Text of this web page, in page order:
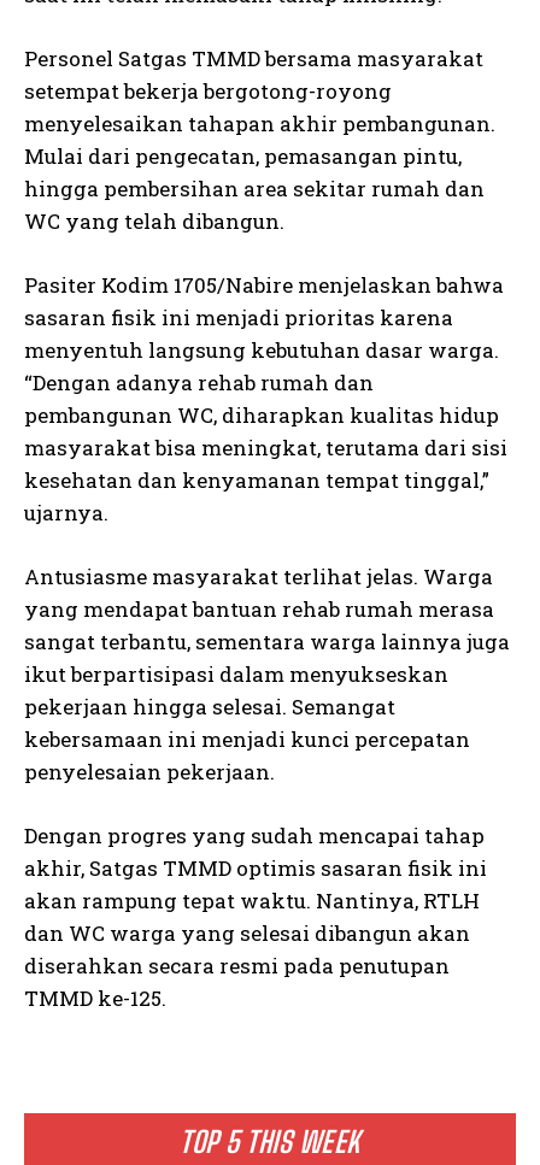
TOP 5 THIS WEEK
Personel Satgas TMMD bersama masyarakat
setempat bekerja bergotong-royong
menyelesaikan tahapan akhir pembangunan.
Mulai dari pengecatan, pemasangan pintu,
hingga pembersihan area sekitar rumah dan
WC yang telah dibangun.
Pasiter Kodim 1705/Nabire menjelaskan bahwa
sasaran fisik ini menjadi prioritas karena
menyentuh langsung kebutuhan dasar warga.
“Dengan adanya rehab rumah dan
pembangunan WC, diharapkan kualitas hidup
masyarakat bisa meningkat, terutama dari sisi
kesehatan dan kenyamanan tempat tinggal,”
ujarnya.
Antusiasme masyarakat terlihat jelas. Warga
yang mendapat bantuan rehab rumah merasa
sangat terbantu, sementara warga lainnya juga
ikut berpartisipasi dalam menyukseskan
pekerjaan hingga selesai. Semangat
kebersamaan ini menjadi kunci percepatan
penyelesaian pekerjaan.
Dengan progres yang sudah mencapai tahap
akhir, Satgas TMMD optimis sasaran fisik ini
akan rampung tepat waktu. Nantinya, RTLH
dan WC warga yang selesai dibangun akan
diserahkan secara resmi pada penutupan
TMMD ke-125.